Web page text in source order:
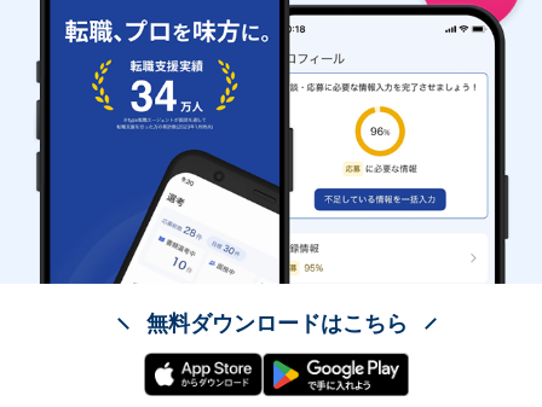
無料ダウンロードはこちら